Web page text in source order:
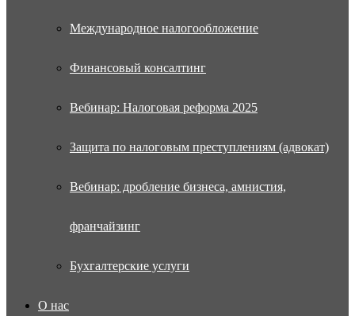
Международное налогообложение
Финансовый консалтинг
Вебинар: Налоговая реформа 2025
Защита по налоговым преступлениям (адвокат)
Вебинар: дробление бизнеса, амнистия,
франчайзинг
Бухгалтерские услуги
О нас